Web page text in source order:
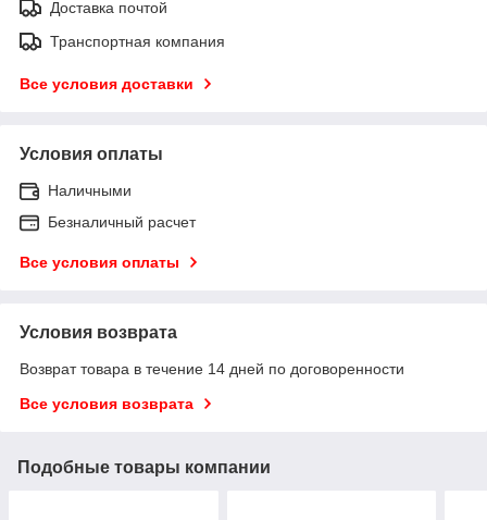
Доставка почтой
Транспортная компания
Все условия доставки
Условия оплаты
Наличными
Безналичный расчет
Все условия оплаты
Условия возврата
Возврат товара в течение 14 дней по договоренности
Все условия возврата
Подобные товары компании